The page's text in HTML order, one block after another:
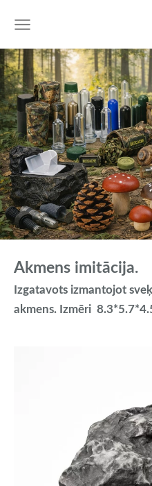
Akmens imitācija.
Izgatavots izmantojot
akmens. Izmēri